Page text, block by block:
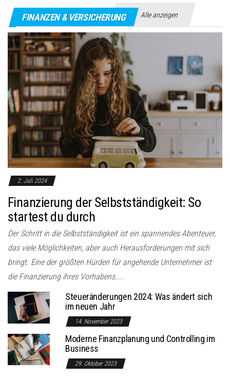
FINANZEN & VERSICHERUNG Alle anzeigen
2. Juli 2024
Finanzierung der Selbstständigkeit: So
startest du durch
Der Schritt in die Selbstständigkeit ist ein spannendes Abenteuer,
das viele Möglichkeiten, aber auch Herausforderungen mit sich
bringt. Eine der größten Hürden für angehende Unternehmer ist
die Finanzierung ihres Vorhabens....
Steueränderungen 2024: Was ändert sich
im neuen Jahr
14. November 2023
Moderne Finanzplanung und Controlling im
Business
29. Oktober 2023